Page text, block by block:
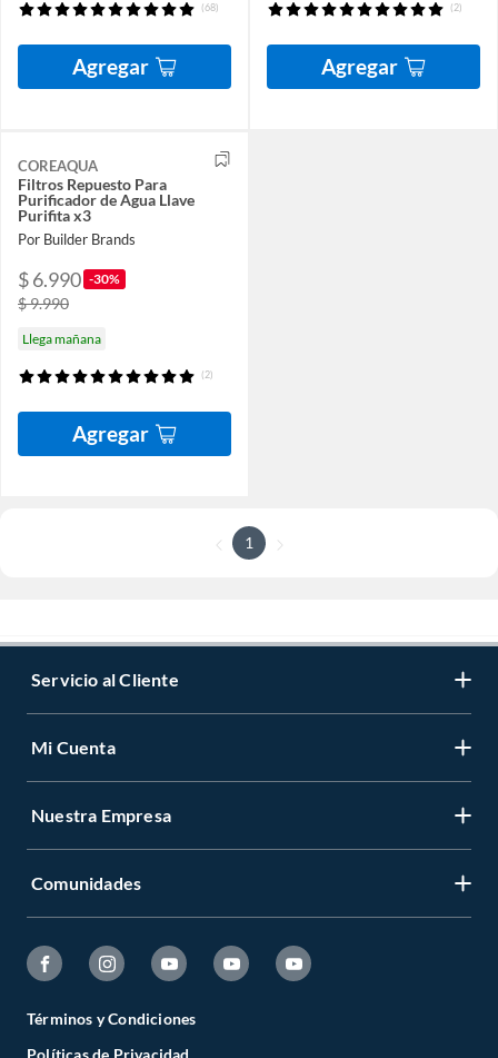
(68)
Agregar
(2)
Agregar
COREAQUA
Filtros Repuesto Para
Purificador de Agua Llave
Purifita x3
Por Builder Brands
$ 6.990 -30%
$ 9.990
Llega mañana
(2)
Agregar
1
Servicio al Cliente
Mi Cuenta
Nuestra Empresa
Comunidades
Términos y Condiciones
Políticas de Privacidad